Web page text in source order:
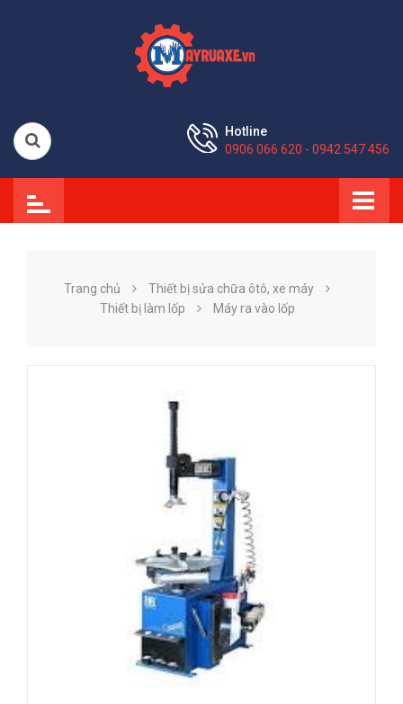
Hotline
0906 066 620 - 0942 547 456
Trang chủ
Thiết bị sửa chữa ôtô, xe máy
Thiết bị làm lốp
Máy ra vào lốp